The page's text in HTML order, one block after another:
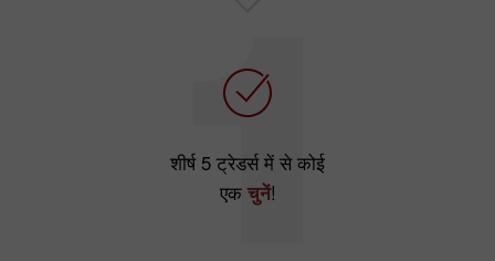
शीर्ष 5 ट्रेडर्स में से कोई
एक चुनें!